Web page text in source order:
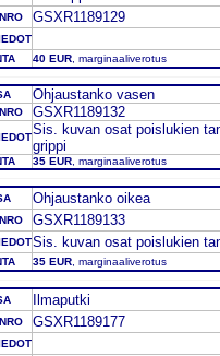
GSXR1189129
40 EUR , marginaaliverotus
Ohjaustanko vasen
GSXR1189132
Sis. kuvan osat poislukien
grippi
35 EUR , marginaaliverotus
Ohjaustanko oikea
GSXR1189133
Sis. kuvan osat poislukien
35 EUR , marginaaliverotus
Ilmaputki
GSXR1189177